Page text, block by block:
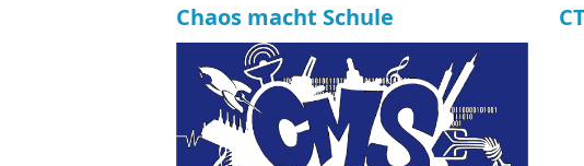
Chaos macht Schule